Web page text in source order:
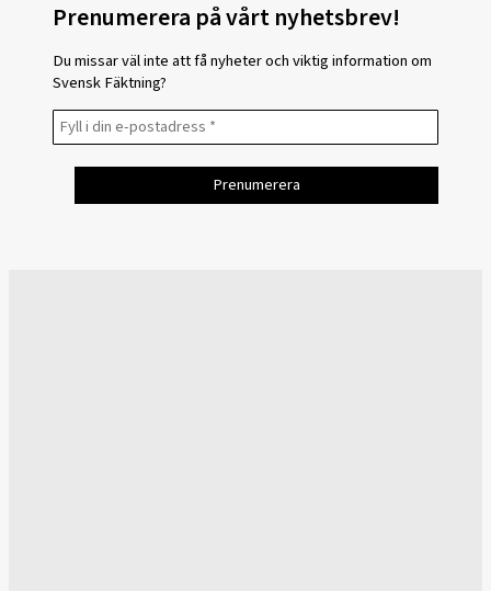
Prenumerera på vårt nyhetsbrev!
Du missar väl inte att få nyheter och viktig information om
Svensk Fäktning?